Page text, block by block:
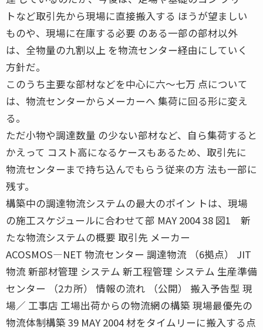
トなど取引先から現場に直接搬入する ほうが望ましい
ものや、現場に在庫する必要 のある一部の部材以外
は、全物量の九割以上 を物流センター経由にしていく
方針だ。
このうち主要な部材などを中心に六〜七万 点について
は、物流センターからメーカーへ 集荷に回る形に変え
る。
ただ小物や調達数量 の少ない部材など、自ら集荷すると
かえって コスト高になるケースもあるため、取引先に
物流センターまで持ち込んでもらう従来の方 法も一部に
残す。
構築中の調達物流システムの最大のポイン トは、現場
の施工スケジュールに合わせて部 MAY 2004 38 図1 新
たな物流システムの概要 取引先 メーカー
ACOSMOS―NET 物流センター 調達物流 （6拠点） JIT
物流 新部材管理 システム 新工程管理 システム 生産準備
センター （2カ所） 情報の流れ （公開） 搬入予告型 現
場／ 工事店 工場出荷からの物流網の構築 現場最優先の
物流体制構築 39 MAY 2004 材をタイムリーに搬入する点